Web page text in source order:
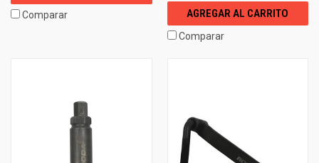
Comparar AGREGAR AL CARRITO
Comparar